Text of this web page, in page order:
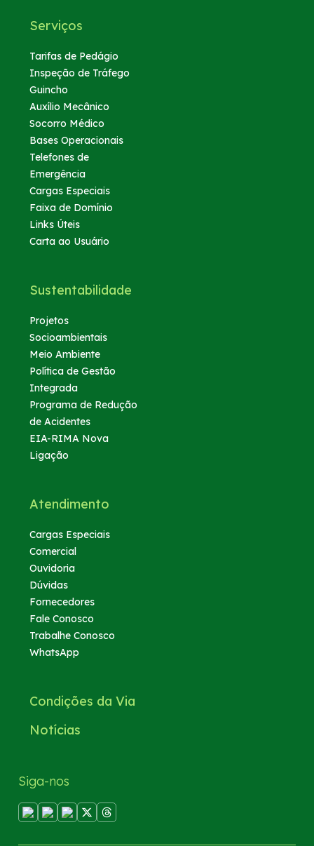
Serviços
Tarifas de Pedágio
Inspeção de Tráfego
Guincho
Auxílio Mecânico
Socorro Médico
Bases Operacionais
Telefones de
Emergência
Cargas Especiais
Faixa de Domínio
Links Úteis
Carta ao Usuário
Sustentabilidade
Projetos
Socioambientais
Meio Ambiente
Política de Gestão
Integrada
Programa de Redução
de Acidentes
EIA-RIMA Nova
Ligação
Atendimento
Cargas Especiais
Comercial
Ouvidoria
Dúvidas
Fornecedores
Fale Conosco
Trabalhe Conosco
WhatsApp
Condições da Via
Notícias
Siga-nos